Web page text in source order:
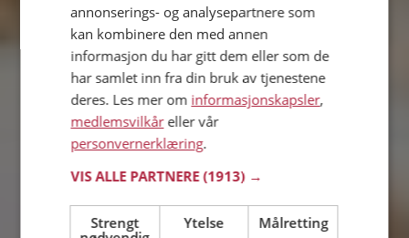
Start reisen i dag!
Bli medlem uten kostnad
Kjærlighet laget i Norge
annonserings- og analysepartnere som
kan kombinere den med annen
informasjon du har gitt dem eller som de
har samlet inn fra din bruk av tjenestene
deres. Les mer om informasjonskapsler,
medlemsvilkåreller vår
personvernerklæring.
VIS ALLE PARTNERE(1913) →
Strengt
Ytelse Målretting